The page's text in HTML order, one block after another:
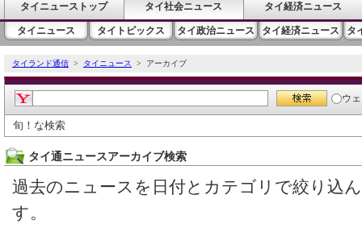
タイニューストップ タイ社会ニュース タイ経済ニュース
タイニュース タイトピックス タイ政治ニュース タイ経済ニュース タ
タイランド通信 > タイニュース > アーカイブ
ウ
旬！な検索
タイ通ニュースアーカイブ検索
過去のニュースを日付とカテゴリで絞り込
す。